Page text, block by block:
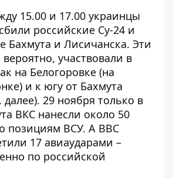
15.00 и 17.00 украинцы
российские Су-24 и
Бахмута и Лисичанска. Эти
участвовали в
на Белогоровке (на
и к югу от Бахмута
29 ноября только в
ВКС нанесли около 50
позициям ВСУ. А ВВС
17 авиаударами –
по российской